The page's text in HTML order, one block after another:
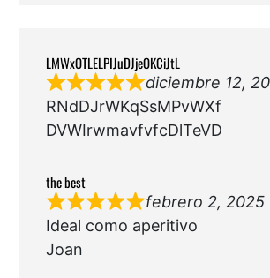
LMWxOTLELPIJuDJjeOKCiJtL
diciembre 12,
RNdDJrWKqSsMPvWXf
DVWIrwmavfvfcDlTeVD
the best
febrero 2, 2025
Ideal como aperitivo
Joan